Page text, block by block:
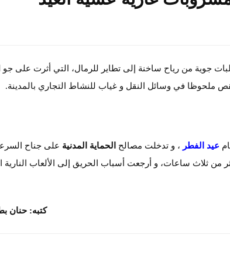
جوية من رياح ساخنة إلى تطاير للرمال، التي أثرت على جو
ملحوظا في وسائل النقل و غياب للنشاط التجاري بالمدينة.
عيد الفطر ، و تدخلت مصالح الحماية المدنية على جناح
من ثلاث ساعات، و أرجعت أسباب الحريق إلى الألعاب النارية
كتبه: حنان